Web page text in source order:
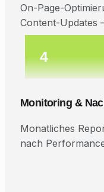
On-Page-
Content-Updates
4
Monitoring &
Monatliches
nach